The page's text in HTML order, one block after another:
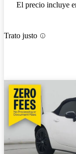
El precio incluye
Trato justo